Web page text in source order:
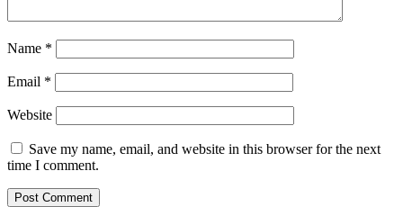
Name *
Email *
Website
Save my name, email, and website in this browser for the next
time I comment.